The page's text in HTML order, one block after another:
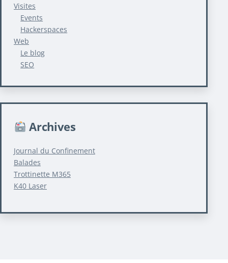
Visites
Events
Hackerspaces
Web
Le blog
SEO
Archives
Journal du Confinement
Balades
Trottinette M365
K40 Laser